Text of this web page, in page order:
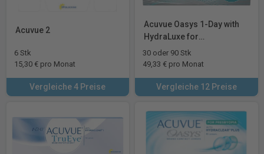
Acuvue 2
6 Stk
15,30 € pro Monat
Vergleiche 4 Preise
Acuvue Oasys 1-Day with
HydraLuxe for
Astigmatism
30 oder 90 Stk
49,33 € pro Monat
Vergleiche 12 Preise